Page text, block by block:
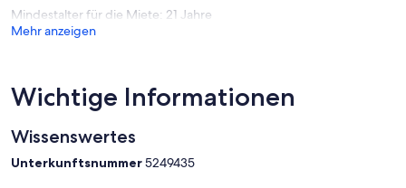
Mindestalter für die Miete: 21 Jahre
Mehr anzeigen
Wichtige Informationen
Wissenswertes
Unterkunftsnummer5249435